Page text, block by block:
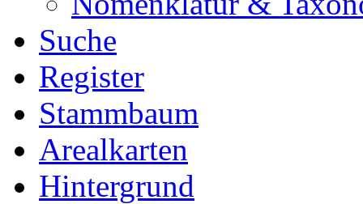
Suche
Register
Stammbaum
Arealkarten
Hintergrund